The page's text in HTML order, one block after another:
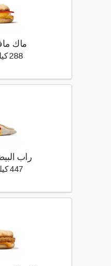
ماك
288 كيلو كالوري
راب
447 كيلو كالوري